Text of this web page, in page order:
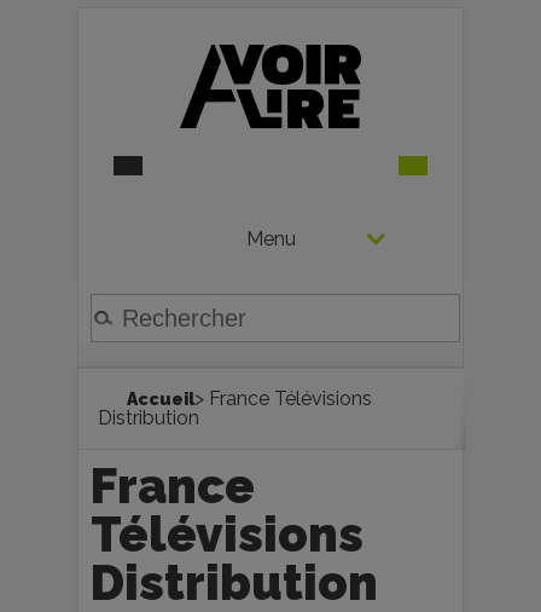
Menu
Accueil> France Télévisions
Distribution
France
Télévisions
Distribution